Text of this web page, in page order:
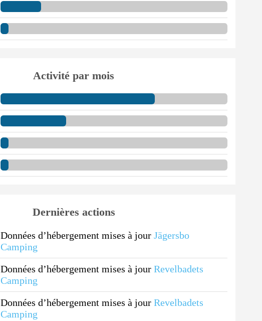
Activité par mois
Dernières actions
Données d’hébergement mises à jour Jägersbo
Camping
Données d’hébergement mises à jour Revelbadets
Camping
Données d’hébergement mises à jour Revelbadets
Camping